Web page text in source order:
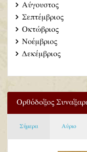
Αύγουστος
Σεπτέμβριος
Οκτώβριος
Νοέμβριος
Δεκέμβριος
Ορθόδοξος
Σήμερα Αύριο